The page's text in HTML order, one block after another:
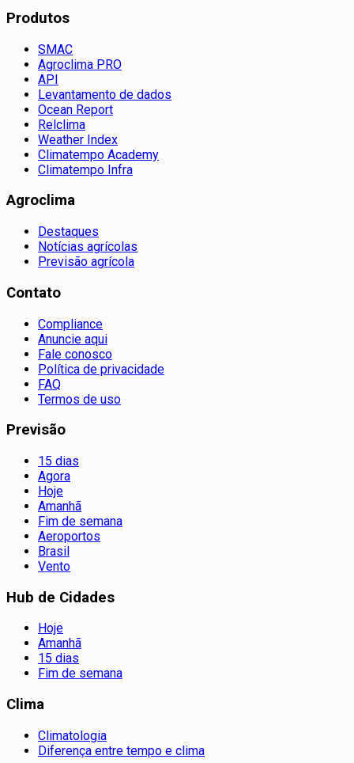
Produtos
SMAC
Agroclima PRO
API
Levantamento de dados
Ocean Report
Relclima
Weather Index
Climatempo Academy
Climatempo Infra
Agroclima
Destaques
Notícias agrícolas
Previsão agrícola
Contato
Compliance
Anuncie aqui
Fale conosco
Política de privacidade
FAQ
Termos de uso
Previsão
15 dias
Agora
Hoje
Amanhã
Fim de semana
Aeroportos
Brasil
Vento
Hub de Cidades
Hoje
Amanhã
15 dias
Fim de semana
Clima
Climatologia
Diferença entre tempo e clima